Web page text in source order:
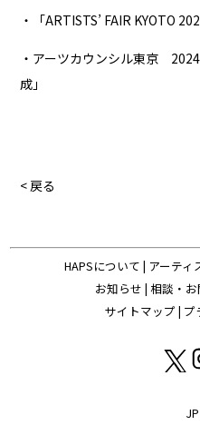
・「ARTISTS’ FAIR KYOTO
・アーツカウンシル東京
成」
< 戻る
HAPSについて | アーティ
お知らせ | 相談・
サイトマップ | プ
JP